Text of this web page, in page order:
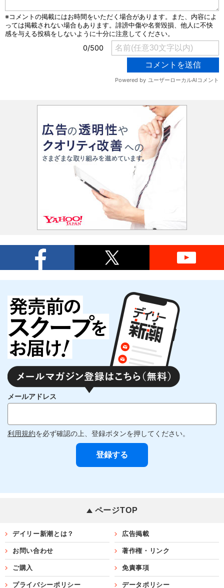
メールアドレス
利用規約を必ず確認の上、登録ボタンを押してください。
ページTOP
デイリー新潮とは？ 広告掲載
お問い合わせ 著作権・リンク
ご購入 免責事項
プライバシーポリシー データポリシー